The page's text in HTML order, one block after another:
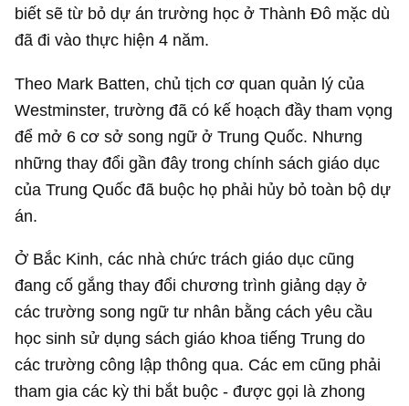
biết sẽ từ bỏ dự án trường học ở Thành Đô mặc dù
đã đi vào thực hiện 4 năm.
Theo Mark Batten, chủ tịch cơ quan quản lý của
Westminster, trường đã có kế hoạch đầy tham vọng
để mở 6 cơ sở song ngữ ở Trung Quốc. Nhưng
những thay đổi gần đây trong chính sách giáo dục
của Trung Quốc đã buộc họ phải hủy bỏ toàn bộ dự
án.
Ở Bắc Kinh, các nhà chức trách giáo dục cũng
đang cố gắng thay đổi chương trình giảng dạy ở
các trường song ngữ tư nhân bằng cách yêu cầu
học sinh sử dụng sách giáo khoa tiếng Trung do
các trường công lập thông qua. Các em cũng phải
tham gia các kỳ thi bắt buộc - được gọi là zhong